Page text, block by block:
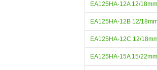
EA125HA-12A 12/
EA125HA-12B 12/
EA125HA-12C 12/
EA125HA-15A 15/